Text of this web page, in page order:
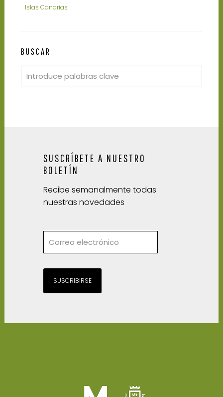
Islas Canarias
BUSCAR
SUSCRÍBETE A NUESTRO
BOLETÍN
Recibe semanalmente todas
nuestras novedades
SUSCRIBIRSE